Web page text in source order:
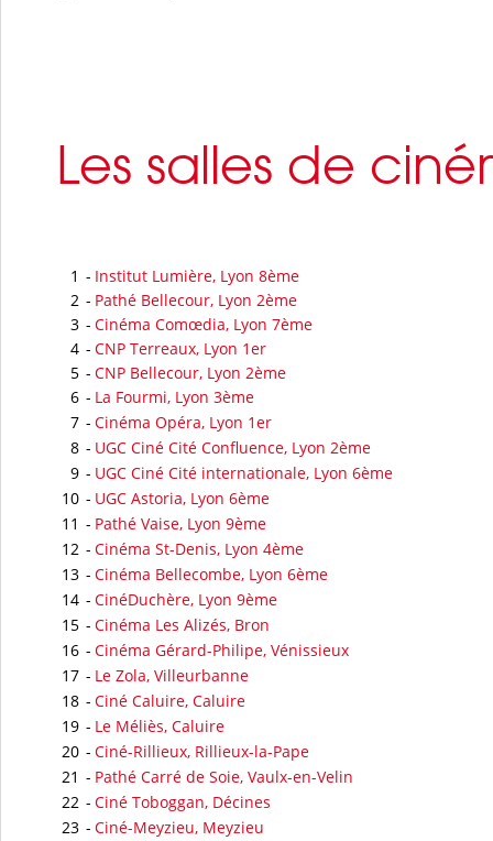
Les salles de
1 - Institut Lumière, Lyon 8ème
2 - Pathé Bellecour, Lyon 2ème
3 - Cinéma Comœdia, Lyon 7ème
4 - CNP Terreaux, Lyon 1er
5 - CNP Bellecour, Lyon 2ème
6 - La Fourmi, Lyon 3ème
7 - Cinéma Opéra, Lyon 1er
8 - UGC Ciné Cité Confluence, Lyon 2ème
9 - UGC Ciné Cité internationale, Lyon 6ème
10 - UGC Astoria, Lyon 6ème
11 - Pathé Vaise, Lyon 9ème
12 - Cinéma St-Denis, Lyon 4ème
13 - Cinéma Bellecombe, Lyon 6ème
14 - CinéDuchère, Lyon 9ème
15 - Cinéma Les Alizés, Bron
16 - Cinéma Gérard-Philipe, Vénissieux
17 - Le Zola, Villeurbanne
18 - Ciné Caluire, Caluire
19 - Le Méliès, Caluire
20 - Ciné-Rillieux, Rillieux-la-Pape
21 - Pathé Carré de Soie, Vaulx-en-Velin
22 - Ciné Toboggan, Décines
23 - Ciné-Meyzieu, Meyzieu